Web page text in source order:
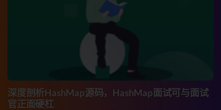
深度剖析HashMap源码，HashMap面试可与面试
官正面硬杠